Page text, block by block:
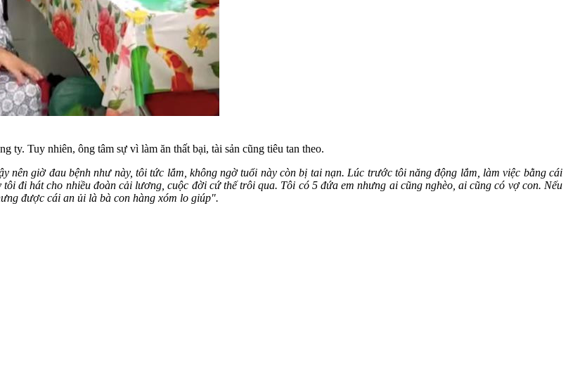
ty. Tuy nhiên, ông tâm sự vì làm ăn thất bại, tài sản cũng tiêu tan theo.
nên giờ đau bệnh như này, tôi tức lắm, không ngờ tuổi này còn bị tai nạn. Lúc trước tôi năng động lắm, làm việc bằng cái
đi hát cho nhiều đoàn cải lương, cuộc đời cứ thế trôi qua. Tôi có 5 đứa em nhưng ai cũng nghèo, ai cũng có vợ con. Nếu
được cái an ủi là bà con hàng xóm lo giúp".